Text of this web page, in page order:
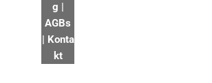
g |
AGBs
| Konta
kt